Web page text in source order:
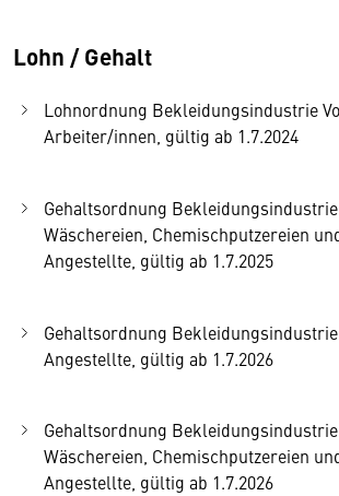
Lohn / Gehalt
Lohnordnung Bekleidungsindustrie
Arbeiter/innen, gültig ab 1.7.2024
Gehaltsordnung
Wäschereien, Chemischputzereien
Angestellte, gültig ab 1.7.2025
Gehaltsordnung
Angestellte, gültig ab 1.7.2026
Gehaltsordnung
Wäschereien, Chemischputzereien
Angestellte, gültig ab 1.7.2026